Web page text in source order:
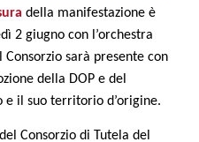
della manifestazione è
2 giugno con l’orchestra
sarà presente con
della DOP e del
il suo territorio d’origine.
Consorzio di Tutela del